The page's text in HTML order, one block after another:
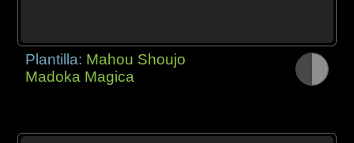
Plantilla: Mahou Shoujo
Madoka Magica